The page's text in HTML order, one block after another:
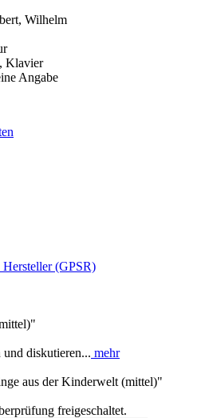
Wilhelm
Klavier
Angabe
Hersteller (GPSR)
und diskutieren... mehr
aus der Kinderwelt (mittel)"
freigeschaltet.